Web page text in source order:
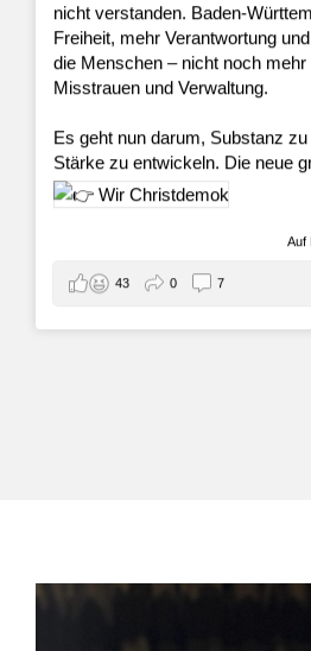
nicht verstanden. Baden-
Freiheit, mehr Verantwortung
die Menschen – nicht noch mehr
Misstrauen und Verwaltung.
Es geht nun darum, Substanz
Stärke zu entwickeln. Die neue
Auf
43 0 7